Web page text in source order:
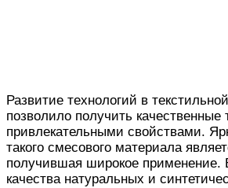
Развитие технологий в
позволило получить качественные
привлекательными свойствами.
такого смесового материала
получившая широкое
качества натуральных и